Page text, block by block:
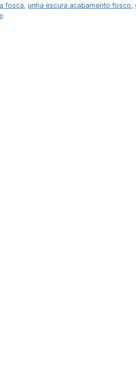
fosca, unha escura acabamento fosco,